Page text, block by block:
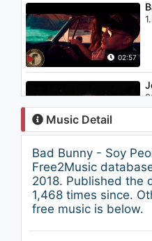
02:57
03:40
02:51
Music Detail
Bad Bunny - Soy
Free2Music
2018. Published the
1,468 times since.
free music is below.